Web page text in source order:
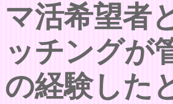
マ活希望者
ッチングが
の経験した